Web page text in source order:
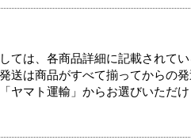
ては、各商品詳細に記載されて
送は商品がすべて揃ってからの発
ヤマト運輸」からお選びいただけ